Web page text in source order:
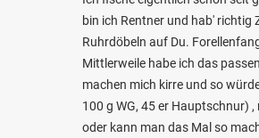
bin ich Rentner und hab' richtig
Ruhrdöbeln auf Du.
Mittlerweile habe ich das
machen mich kirre und so
100 g WG, 45 er Hauptschnur)
oder kann man das Mal so